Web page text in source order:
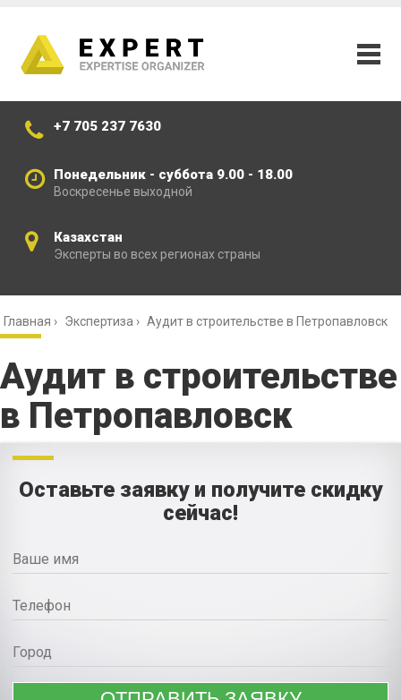
+7 705 237 7630
Понедельник - суббота 9.00 - 18.00
Воскресенье выходной
Казахстан
Эксперты во всех регионах страны
Главная › Экспертиза › Аудит в строительстве в Петропавловск
Аудит в строительстве
в Петропавловск
Оставьте заявку и получите скидку
сейчас!